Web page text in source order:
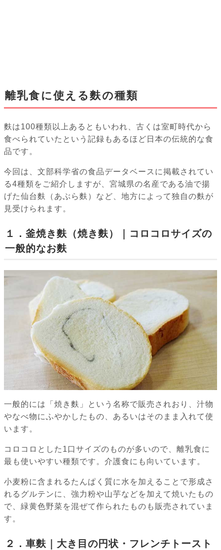
離乳食に使える麩の種類
麩は100種類以上あるともいわれ、古くは室町時代から
食べられていたという記録もあるほど日本の伝統的な食
品です。
今回は、文部科学省の食品データベースに掲載されてい
る4種類をご紹介しますが、宮城県の名産である油で揚
げた仙台麩（あぶら麩）など、地方によって独自の麩が
見受けられます。
１．釜焼き麩（焼き麩）｜コロコロサイズの
一般的なお麩
一般的には「焼き麩」という名称で販売されおり、汁物
やなべ物にふやかしたもの、あるいはそのまま入れて使
います。
コロコロとした1口サイズのものが多いので、離乳食に
最も使いやすい種類です。介護食にも向いています。
小麦粉に含まれるたんぱく質に水を加えることで形成さ
れるグルテンに、強力粉や山芋などを加えて焼いたもの
で、緑黄色野菜を混ぜて作られたものも販売されていま
す。
２．車麩｜大き目の円状・フレンチトースト